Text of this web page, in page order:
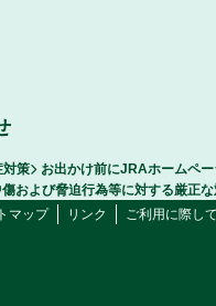
対策
お出かけ前にJRAホームペ
および脅迫行為等に対する厳正
マップ リンク ご利用に際し